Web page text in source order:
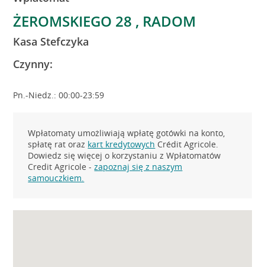
ŻEROMSKIEGO 28 , RADOM
Kasa Stefczyka
Czynny:
Pn.-Niedz.: 00:00-23:59
Wpłatomaty umożliwiają wpłatę gotówki na konto,
spłatę rat oraz kart kredytowych Crédit Agricole.
Dowiedz się więcej o korzystaniu z Wpłatomatów
Credit Agricole -zapoznaj się z naszym
samouczkiem.